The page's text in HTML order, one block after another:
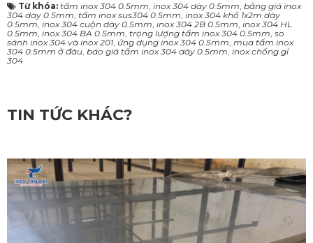
Từ khóa: tấm inox 304 0.5mm, inox 304 dày 0.5mm, bảng giá inox
304 dày 0.5mm, tấm inox sus304 0.5mm, inox 304 khổ 1x2m dày
0.5mm, inox 304 cuộn dày 0.5mm, inox 304 2B 0.5mm, inox 304 HL
0.5mm, inox 304 BA 0.5mm, trọng lượng tấm inox 304 0.5mm, so
sánh inox 304 và inox 201, ứng dụng inox 304 0.5mm, mua tấm inox
304 0.5mm ở đâu, báo giá tấm inox 304 dày 0.5mm, inox chống gỉ
304
TIN TỨC KHÁC?